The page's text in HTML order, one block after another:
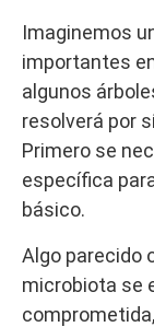
Imaginemos
importantes
algunos
resolverá por
Primero se
específica
básico.
Algo parecido
microbiota se